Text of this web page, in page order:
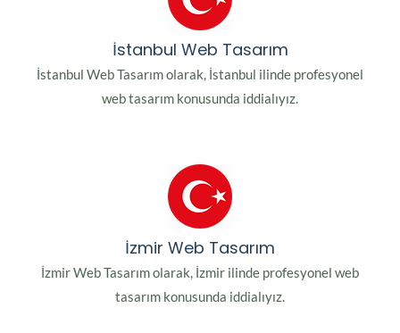
İstanbul Web Tasarım
İstanbul Web Tasarım olarak, İstanbul ilinde profesyonel
web tasarım konusunda iddialıyız.
İzmir Web Tasarım
İzmir Web Tasarım olarak, İzmir ilinde profesyonel web
tasarım konusunda iddialıyız.